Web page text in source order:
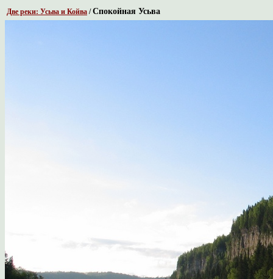
Две реки: Усьва и Койва /Спокойная Усьва